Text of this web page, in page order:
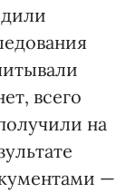
всего
на
—